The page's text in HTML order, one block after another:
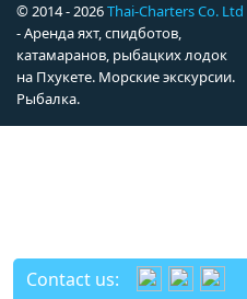
© 2014 - 2026Thai-Charters Co. Ltd
- Аренда яхт, спидботов,
катамаранов, рыбацких лодок
на Пхукете. Морские экскурсии.
Рыбалка.
Contact us: